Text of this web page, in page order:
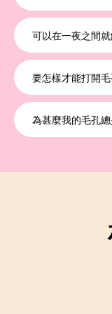
我們建議你選擇不致
POREfessional毛孔
可以在一夜之間
你可以使用幾個厲害
Unblocked暢通毛孔
理毛孔的習慣，有助於
要怎樣才能打開毛
毛孔不是窗戶，不能
處於打開的狀態。人們
為甚麼我的毛孔
有幾個原因會導致毛